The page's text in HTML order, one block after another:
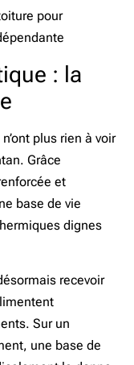
: la
plus rien à voir
Grâce
et
base de vie
dignes
recevoir
Sur un
une base de